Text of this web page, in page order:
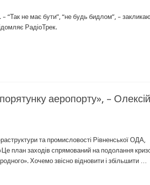
“Так не має бути”, “не будь бидлом”, –
РадіоТрек.
аеропорту», – Олексій
та промисловості Рівненської ОДА,
план заходів спрямований на подолання
Хочемо звісно відновити і збільшити …